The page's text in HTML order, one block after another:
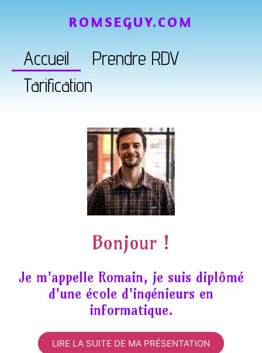
Accueil
Prendre RDV
Tarification
ROMSEGUY.COM
Bonjour !
Je m'appelle Romain, je suis diplômé
d'une école d'ingénieurs en
informatique.
LIRE LA SUITE DE MA PRÉSENTATION